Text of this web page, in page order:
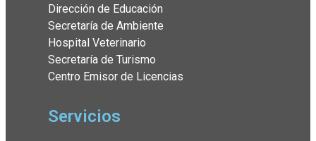
Dirección de Educación
Secretaría de Ambiente
Hospital Veterinario
Secretaría de Turismo
Centro Emisor de Licencias
Servicios